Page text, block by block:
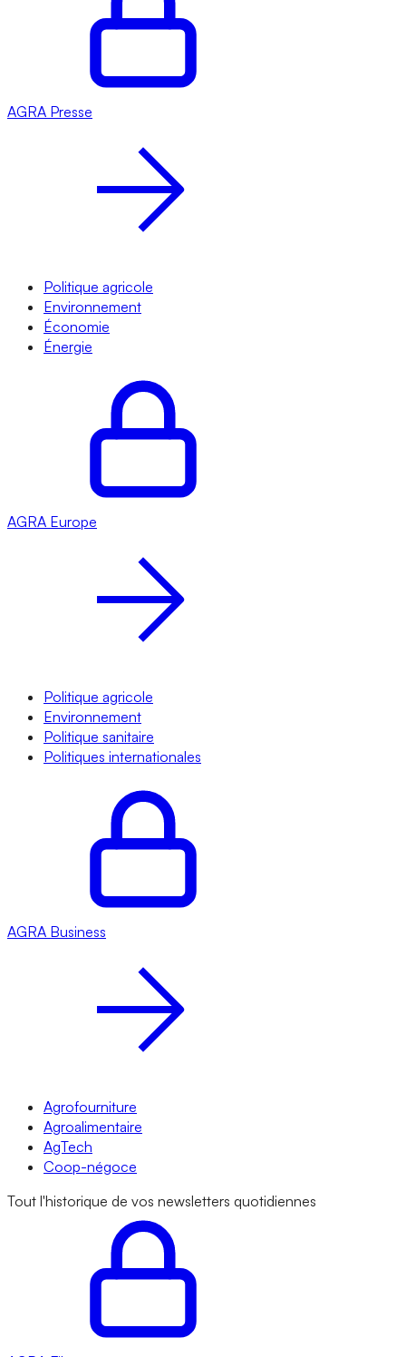
AGRA Presse
Politique agricole
Environnement
Économie
Énergie
AGRA Europe
Politique agricole
Environnement
Politique sanitaire
Politiques internationales
AGRA Business
Agrofourniture
Agroalimentaire
AgTech
Coop-négoce
Tout l'historique de vos newsletters quotidiennes